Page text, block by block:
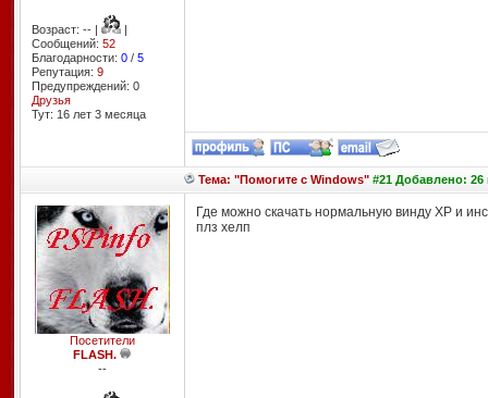
Возраст: -- |
|
Сообщений: 52
Благодарности: 0/ 5
Репутация: 9
Предупреждений: 0
Друзья
Тут: 16 лет 3 месяцa
Тема: "Помогите с Windows"#21 Добавлено: 26
Посетители
FLASH.
--
Где можно скачать нормальную винду ХР и
плз хелп